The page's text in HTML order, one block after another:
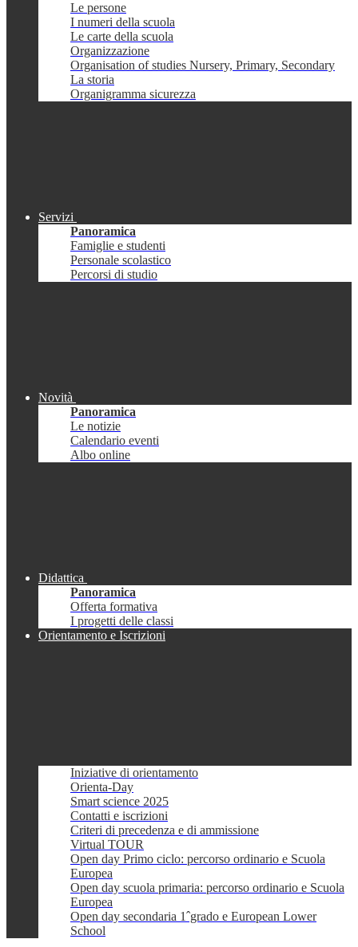
Le persone
I numeri della scuola
Le carte della scuola
Organizzazione
Organisation of studies Nursery, Primary, Secondary
La storia
Organigramma sicurezza
Servizi
Panoramica
Famiglie e studenti
Personale scolastico
Percorsi di studio
Novità
Panoramica
Le notizie
Calendario eventi
Albo online
Didattica
Panoramica
Offerta formativa
I progetti delle classi
Orientamento e Iscrizioni
Iniziative di orientamento
Orienta-Day
Smart science 2025
Contatti e iscrizioni
Criteri di precedenza e di ammissione
Virtual TOUR
Open day Primo ciclo: percorso ordinario e Scuola
Europea
Open day scuola primaria: percorso ordinario e Scuola
Europea
Open day secondaria 1ˆgrado e European Lower
School